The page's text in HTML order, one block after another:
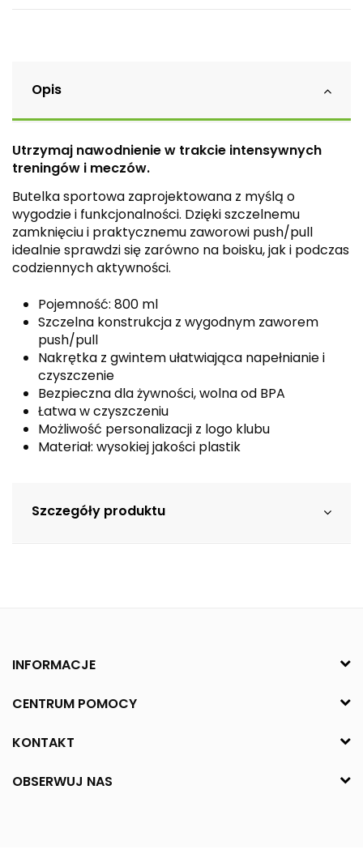
Opis
Utrzymaj nawodnienie w trakcie intensywnych
treningów i meczów.
Butelka sportowa zaprojektowana z myślą o
wygodzie i funkcjonalności. Dzięki szczelnemu
zamknięciu i praktycznemu zaworowi push/pull
idealnie sprawdzi się zarówno na boisku, jak i podczas
codziennych aktywności.
Pojemność: 800 ml
Szczelna konstrukcja z wygodnym zaworem
push/pull
Nakrętka z gwintem ułatwiająca napełnianie i
czyszczenie
Bezpieczna dla żywności, wolna od BPA
Łatwa w czyszczeniu
Możliwość personalizacji z logo klubu
Materiał: wysokiej jakości plastik
Szczegóły produktu
INFORMACJE
CENTRUM POMOCY
KONTAKT
OBSERWUJ NAS